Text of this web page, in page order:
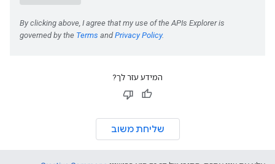
המידע עזר לך?
שליחת משוב